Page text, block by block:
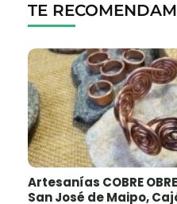
TE
Artesanías COBRE
San José de Maipo,